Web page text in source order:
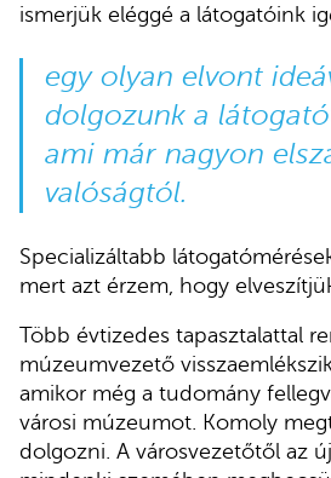
ismerjük eléggé a látogatóink
egy olyan elvont
dolgozunk a
ami már nagyon
valóságtól.
Specializáltabb
mert azt érzem, hogy
Több évtizedes tapasztalattal
múzeumvezető
amikor még a tudomány
városi múzeumot. Komoly
dolgozni. A városvezetőtől az